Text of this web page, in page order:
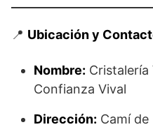
📍 Ubicación y
Nombre: Cristalería
Confianza Vival
Dirección: Camí